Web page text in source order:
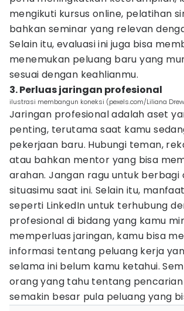
mengikuti kursus online, pelatihan
bahkan seminar yang relevan
Selain itu, evaluasi ini juga bisa
menemukan peluang baru yang
sesuai dengan keahlianmu.
3. Perluas jaringan profesional
ilustrasi membangun koneksi (pexels.com/Liliana
Jaringan profesional adalah aset
penting, terutama saat kamu
pekerjaan baru. Hubungi teman,
atau bahkan mentor yang bisa
arahan. Jangan ragu untuk
situasimu saat ini. Selain itu,
seperti LinkedIn untuk terhubung
profesional di bidang yang kamu
memperluas jaringan, kamu bisa
informasi tentang peluang kerja
selama ini belum kamu ketahui.
orang yang tahu tentang
semakin besar pula peluang yang